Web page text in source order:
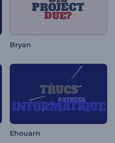
Bryan
Ehouarn